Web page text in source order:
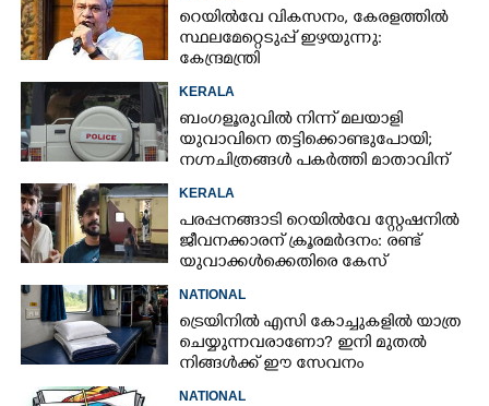
റെയിൽവേ വികസനം, കേരളത്തിൽ
സ്ഥലമേറ്റെടുപ്പ് ഇഴയുന്നു:
കേന്ദ്രമന്ത്രി
KERALA
ബംഗളൂരുവിൽ നിന്ന് മലയാളി
യുവാവിനെ തട്ടിക്കൊണ്ടുപോയി;
നഗ്നചിത്രങ്ങൾ പകർത്തി മാതാവിന്
അയച്ചു
KERALA
പരപ്പനങ്ങാടി റെയിൽവേ സ്റ്റേഷനിൽ
ജീവനക്കാരന് ക്രൂരമർദനം: രണ്ട്
യുവാക്കൾക്കെതിരെ കേസ്
NATIONAL
ട്രെയിനിൽ എസി കോച്ചുകളിൽ യാത്ര
ചെയ്യുന്നവരാണോ? ഇനി മുതൽ
നിങ്ങൾക്ക് ഈ സേവനം
സൗജന്യമായി ലഭിക്കും
NATIONAL